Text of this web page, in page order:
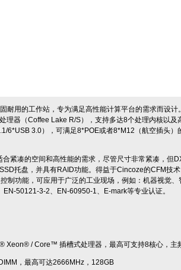
耐用的工作站，专为满足高性能计算平台的需求而设
理器（Coffee Lake R/S），支持多达8个处理内核以及
6*USB 3.0），可满足8*POE或者8*M12（航空插头）
合紧凑的空间和高性能的需求，尽管尺寸非常紧凑，但
托盘，并具有RAID功能。得益于Cincoze的CFM技
制功能，可应用于广泛的工业现场，例如：机器视觉
EN-50121-3-2、EN-60950-1、E-mark等专业认证。
Xeon® / Core™ 插槽式处理器，最高可支持8核心，主
，最高可达2666MHz，128GB